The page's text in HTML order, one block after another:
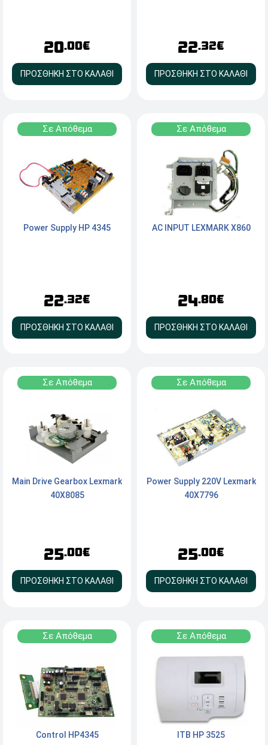
20.00€
ΠΡΟΣΘΗΚΗ ΣΤΟ ΚΑΛΑΘΙ
22.32€
ΠΡΟΣΘΗΚΗ ΣΤΟ ΚΑΛΑΘΙ
Σε Απόθεμα
Power Supply HP 4345
22.32€
ΠΡΟΣΘΗΚΗ ΣΤΟ ΚΑΛΑΘΙ
Σε Απόθεμα
AC INPUT LEXMARK X860
24.80€
ΠΡΟΣΘΗΚΗ ΣΤΟ ΚΑΛΑΘΙ
Σε Απόθεμα
Main Drive Gearbox Lexmark
40X8085
25.00€
ΠΡΟΣΘΗΚΗ ΣΤΟ ΚΑΛΑΘΙ
Σε Απόθεμα
Power Supply 220V Lexmark
40X7796
25.00€
ΠΡΟΣΘΗΚΗ ΣΤΟ ΚΑΛΑΘΙ
Σε Απόθεμα
Control HP4345
Σε Απόθεμα
ITB HP 3525